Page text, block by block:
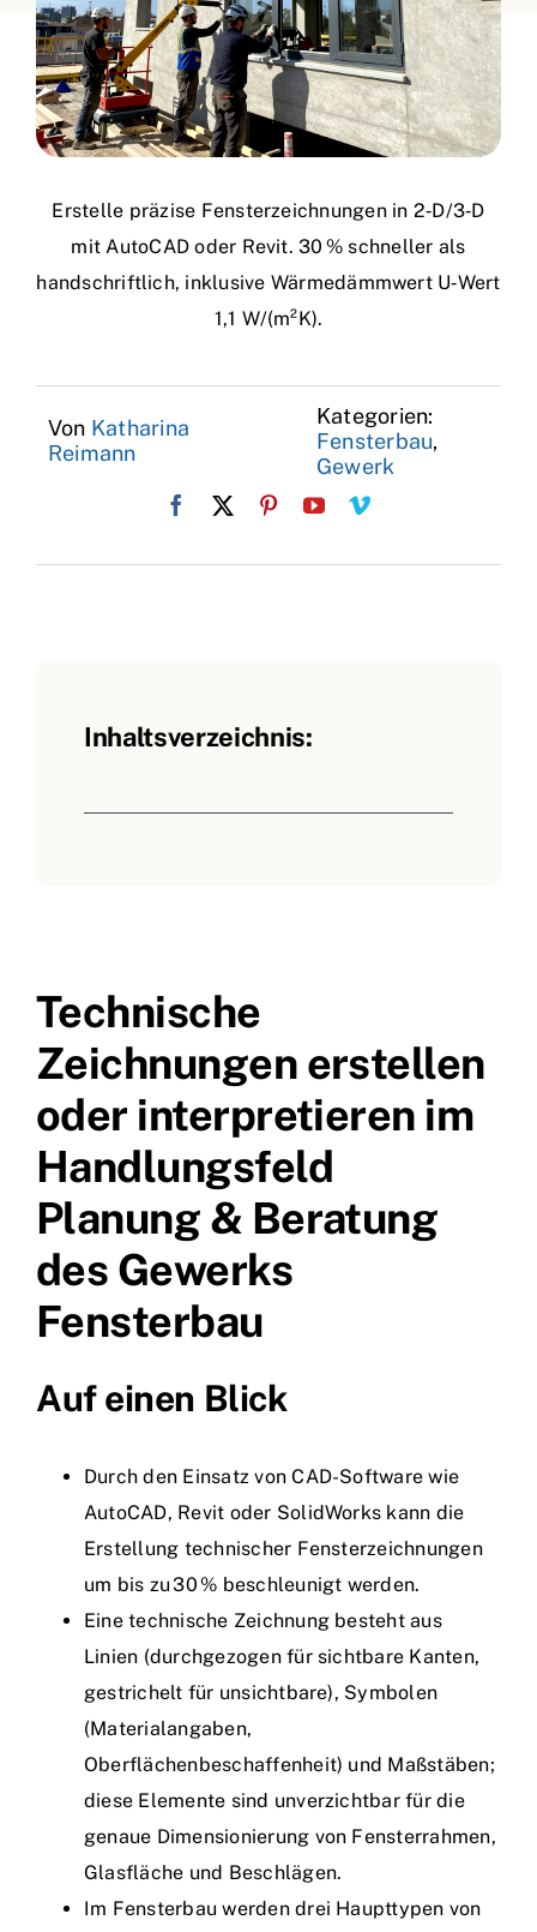
Erstelle präzise Fensterzeichnungen in 2‑D/3‑D
mit AutoCAD oder Revit. 30 % schneller als
handschriftlich, inklusive Wärmedämmwert U‑Wert
1,1 W/(m²K).
Von Katharina
Reimann
Kategorien:
Fensterbau,
Gewerk
Inhaltsverzeichnis:
Technische
Zeichnungen erstellen
oder interpretieren im
Handlungsfeld
Planung & Beratung
des Gewerks
Fensterbau
Auf einen Blick
Durch den Einsatz von CAD-Software wie
AutoCAD, Revit oder SolidWorks kann die
Erstellung technischer Fensterzeichnungen
um bis zu 30 % beschleunigt werden.
Eine technische Zeichnung besteht aus
Linien (durchgezogen für sichtbare Kanten,
gestrichelt für unsichtbare), Symbolen
(Materialangaben,
Oberflächenbeschaffenheit) und Maßstäben;
diese Elemente sind unverzichtbar für die
genaue Dimensionierung von Fensterrahmen,
Glasfläche und Beschlägen.
Im Fensterbau werden drei Haupttypen von